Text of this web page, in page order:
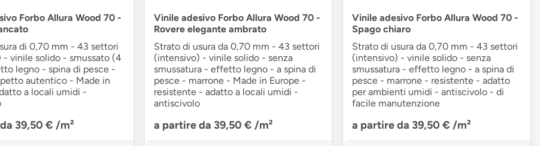
Forbo Allura Wood 70 -
di 0,70 mm - 43 settori
- vinile solido - smussato (4
legno - spina di pesce -
autentico - Made in
a locali umidi -
39,50 € /m²
Vinile adesivo Forbo Allura Wood 70 -
Rovere elegante ambrato
Strato di usura da 0,70 mm - 43 settori
(intensivo) - vinile solido - senza
smussatura - effetto legno - a spina di
pesce - marrone - Made in Europe -
resistente - adatto a locali umidi -
antiscivolo
a partire da 39,50 € /m²
Vinile adesivo Forbo Allura Wood 70 -
Spago chiaro
Strato di usura da 0,70 mm - 43 settori
(intensivo) - vinile solido - senza
smussatura - effetto legno - a spina di
pesce - marrone - resistente - adatto
per ambienti umidi - antiscivolo - di
facile manutenzione
a partire da 39,50 € /m²